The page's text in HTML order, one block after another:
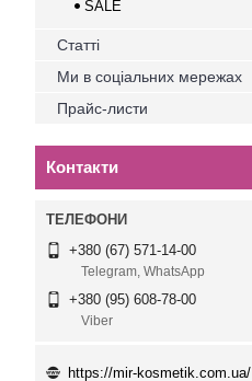
SALE
Статті
Ми в соціальних мережах
Прайс-листи
Контакти
+380 (67) 571-14-00
Telegram, WhatsApp
+380 (95) 608-78-00
Viber
https://mir-kosmetik.com.ua/